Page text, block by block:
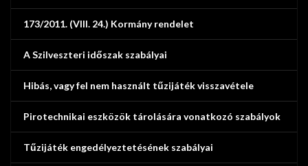
173/2011. (VIII. 24.) Kormány rendelet
A Szilveszteri időszak szabályai
Hibás, vagy fel nem használt tűzijáték visszavétele
Pirotechnikai eszközök tárolására vonatkozó szabályok
Tűzijáték engedélyeztetésének szabályai